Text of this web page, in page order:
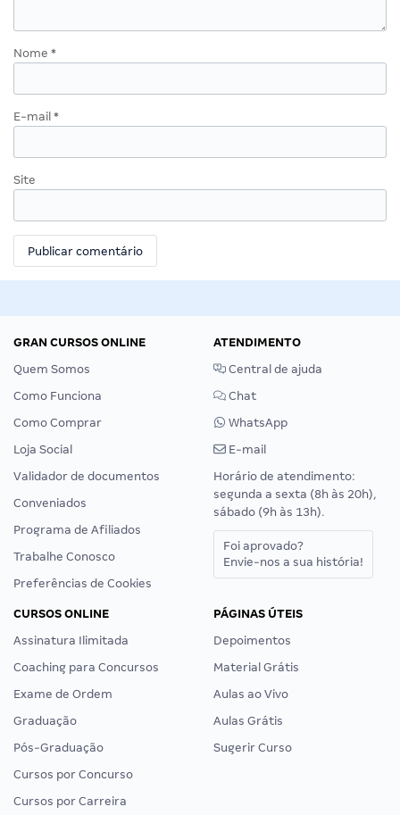
Nome *
E-mail *
Site
GRAN CURSOS ONLINE
Quem Somos
Como Funciona
Como Comprar
Loja Social
Validador de documentos
Conveniados
Programa de Afiliados
Trabalhe Conosco
Preferências de Cookies
ATENDIMENTO
Central de ajuda
Chat
WhatsApp
E-mail
Horário de atendimento:
segunda a sexta (8h às 20h),
sábado (9h às 13h).
Foi aprovado?
Envie-nos a sua história!
CURSOS ONLINE
Assinatura Ilimitada
Coaching para Concursos
Exame de Ordem
Graduação
Pós-Graduação
Cursos por Concurso
Cursos por Carreira
PÁGINAS ÚTEIS
Depoimentos
Material Grátis
Aulas ao Vivo
Aulas Grátis
Sugerir Curso